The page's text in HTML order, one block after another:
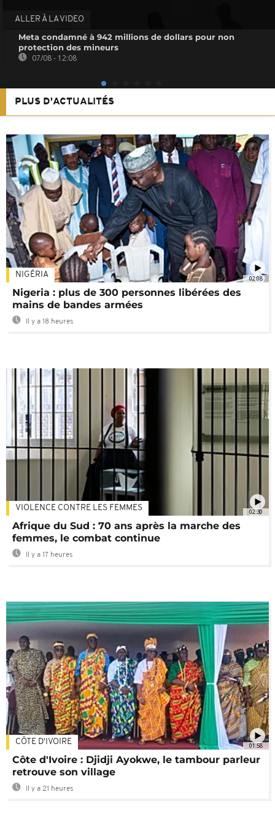
ALLER À LA VIDEO
Meta condamné à 942 millions de dollars pour non
protection des mineurs
07/08 - 12:08
PLUS D'ACTUALITÉS
02:08
NIGÉRIA
Nigeria : plus de 300 personnes libérées des
mains de bandes armées
Il y a 18 heures
02:30
VIOLENCE CONTRE LES FEMMES
Afrique du Sud : 70 ans après la marche des
femmes, le combat continue
Il y a 17 heures
01:58
CÔTE D'IVOIRE
Côte d'Ivoire : Djidji Ayokwe, le tambour parleur
retrouve son village
Il y a 21 heures